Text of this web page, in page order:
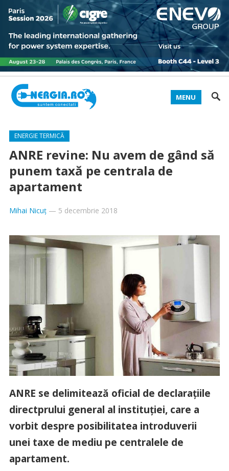
MENU
ENERGIE TERMICĂ
ANRE revine: Nu avem de gând să
punem taxă pe centrala de
apartament
Mihai Nicuț— 5 decembrie 2018
ANRE se delimitează oficial de declaraţiile
directprului general al instituţiei, care a
vorbit despre posibilitatea introduverii
unei taxe de mediu pe centralele de
apartament.